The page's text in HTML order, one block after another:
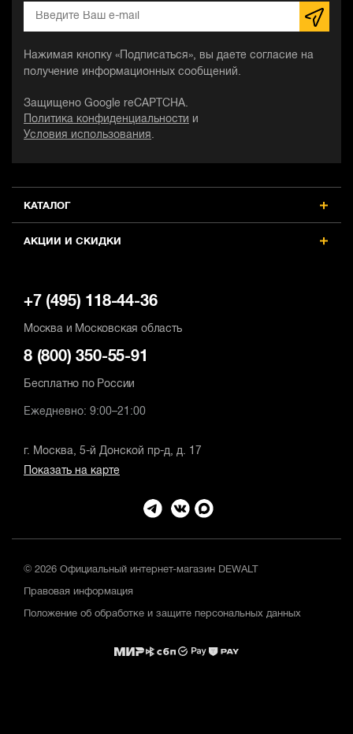
КАТАЛОГ
АКЦИИ И СКИДКИ
Нажимая кнопку «Подписаться», вы даете согласие на
получение информационных сообщений.
Защищено Google reCAPTCHA.
Политика конфиденциальности
и
Условия использования .
+7 (495) 118-44-36
Москва и Московская область
8 (800) 350-55-91
Бесплатно по России
Ежедневно: 9:00–21:00
г. Москва, 5-й Донской пр-д, д. 17
Показать на карте
© 2026 Официальный интернет-магазин DEWALT
Правовая информация
Положение об обработке и защите персональных данных